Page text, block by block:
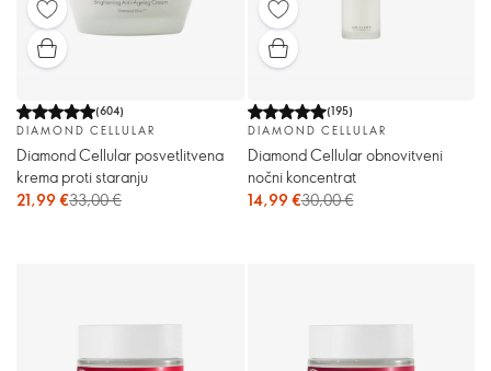
(604)
DIAMOND CELLULAR
Diamond Cellular posvetlitvena
krema proti staranju
21,99 €33,00 €
(195)
DIAMOND CELLULAR
Diamond Cellular obnovitveni
nočni koncentrat
14,99 €30,00 €